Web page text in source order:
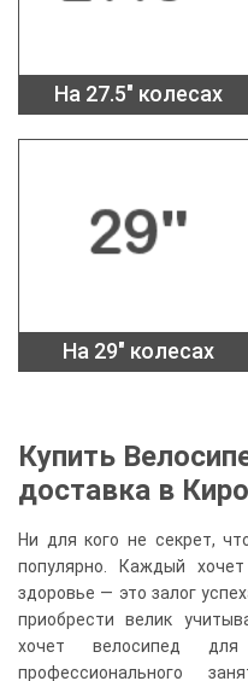
На 27.5" колесах
На 29" колесах
Купить
доставка в
Ни для кого не секрет,
популярно. Каждый
здоровье — это залог
приобрести велик
хочет велосипед
профессионального